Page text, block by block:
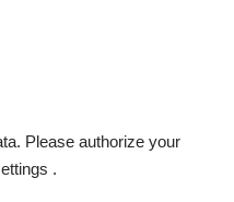
Please authorize your
.